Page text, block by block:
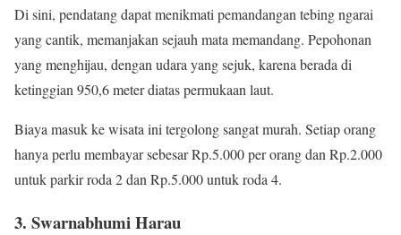
Di sini, pendatang dapat menikmati pemandangan tebing ngarai
yang cantik, memanjakan sejauh mata memandang. Pepohonan
yang menghijau, dengan udara yang sejuk, karena berada di
ketinggian 950,6 meter diatas permukaan laut.
Biaya masuk ke wisata ini tergolong sangat murah. Setiap orang
hanya perlu membayar sebesar Rp.5.000 per orang dan Rp.2.000
untuk parkir roda 2 dan Rp.5.000 untuk roda 4.
3. Swarnabhumi Harau